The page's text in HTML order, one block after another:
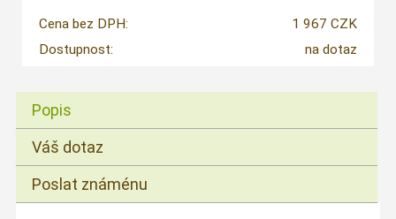
Cena bez DPH:
1 967 CZK
Dostupnost:
na dotaz
Popis
Váš dotaz
Poslat známénu